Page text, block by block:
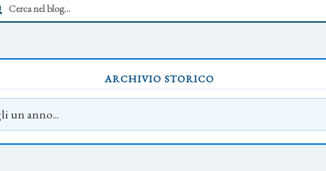
ARCHIVIO STORICO